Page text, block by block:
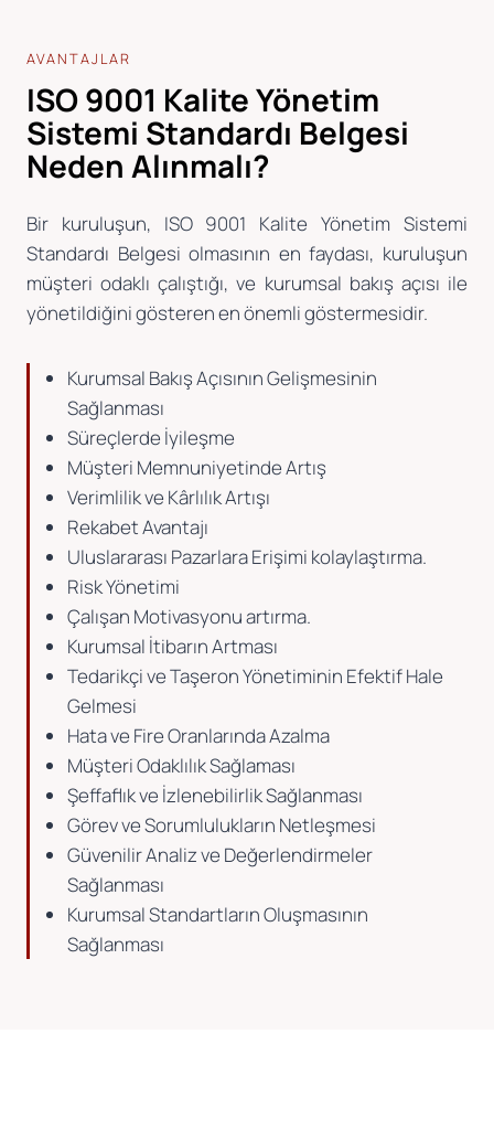
AVANTAJLAR
ISO 9001 Kalite Yönetim
Sistemi Standardı Belgesi
Neden Alınmalı?
Bir kuruluşun, ISO 9001 Kalite Yönetim Sistemi
Standardı Belgesi olmasının en faydası, kuruluşun
müşteri odaklı çalıştığı, ve kurumsal bakış açısı ile
yönetildiğini gösteren en önemli göstermesidir.
Kurumsal Bakış Açısının Gelişmesinin
Sağlanması
Süreçlerde İyileşme
Müşteri Memnuniyetinde Artış
Verimlilik ve Kârlılık Artışı
Rekabet Avantajı
Uluslararası Pazarlara Erişimi kolaylaştırma.
Risk Yönetimi
Çalışan Motivasyonu artırma.
Kurumsal İtibarın Artması
Tedarikçi ve Taşeron Yönetiminin Efektif Hale
Gelmesi
Hata ve Fire Oranlarında Azalma
Müşteri Odaklılık Sağlaması
Şeffaflık ve İzlenebilirlik Sağlanması
Görev ve Sorumlulukların Netleşmesi
Güvenilir Analiz ve Değerlendirmeler
Sağlanması
Kurumsal Standartların Oluşmasının
Sağlanması